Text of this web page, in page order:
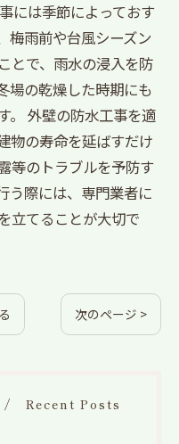
には季節によっておす
梅雨前や台風シーズン
とで、雨水の浸入を防
場の乾燥した時期にも
。 外壁の防水工事を適
物の寿命を延ばすだけ
等のトラブルを予防す
う際には、専門業者に
立てることが大切で
次のページ >
Recent Posts